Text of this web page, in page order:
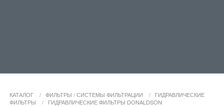
КАТАЛОГ / ФИЛЬТРЫ / СИСТЕМЫ ФИЛЬТРАЦИИ / ГИДРАВЛИЧЕСКИЕ
ФИЛЬТРЫ / ГИДРАВЛИЧЕСКИЕ ФИЛЬТРЫ DONALDSON